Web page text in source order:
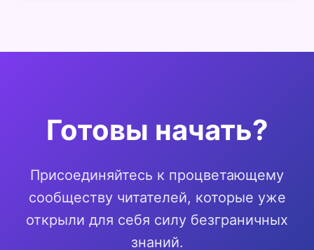
Готовы начать?
Присоединяйтесь к процветающему
сообществу читателей, которые уже
открыли для себя силу безграничных
знаний.